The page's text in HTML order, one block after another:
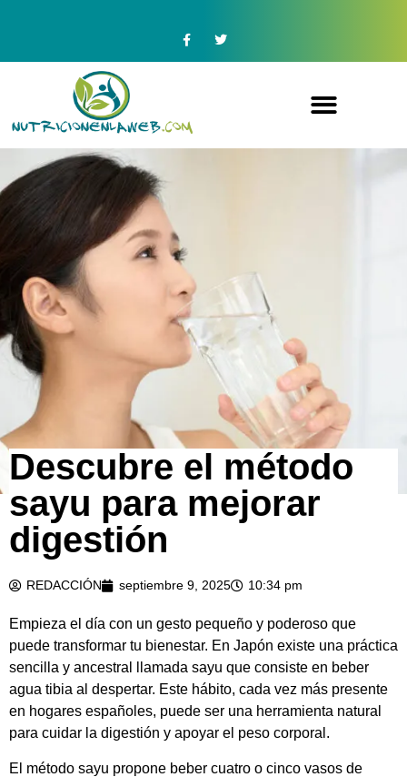
Descubre el método
sayu para mejorar
digestión
REDACCIÓN septiembre 9, 2025 10:34 pm
Empieza el día con un gesto pequeño y poderoso que
puede transformar tu bienestar. En Japón existe una práctica
sencilla y ancestral llamada sayu que consiste en beber
agua tibia al despertar. Este hábito, cada vez más presente
en hogares españoles, puede ser una herramienta natural
para cuidar la digestión y apoyar el peso corporal.
El método sayu propone beber cuatro o cinco vasos de